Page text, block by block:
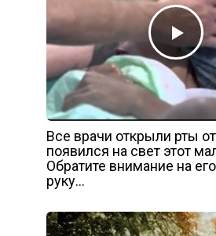
Все врачи открыли рты
появился на свет этот
Обратите внимание на
руку…